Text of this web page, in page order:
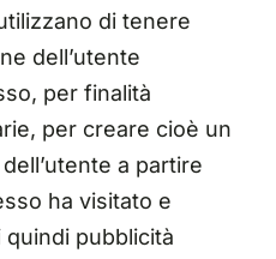
di tenere
dell’utente
per finalità
per creare cioè un
a partire
ha visitato e
pubblicità